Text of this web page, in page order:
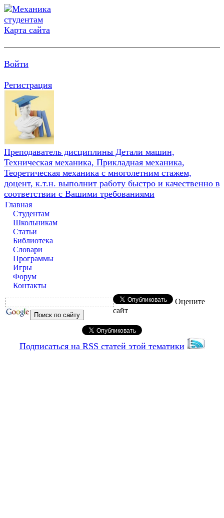
Карта сайта
Войти
Регистрация
Преподаватель дисциплины Детали машин,
Техническая механика, Прикладная механика,
Теоретическая механика с многолетним стажем,
доцент, к.т.н. выполнит работу быстро и качественно в
соответствии с Вашими требованиями
Главная
Студентам
Школьникам
Статьи
Библиотека
Словари
Программы
Игры
Форум
Контакты
Оцените
сайт
Подписаться на RSS статей этой тематики